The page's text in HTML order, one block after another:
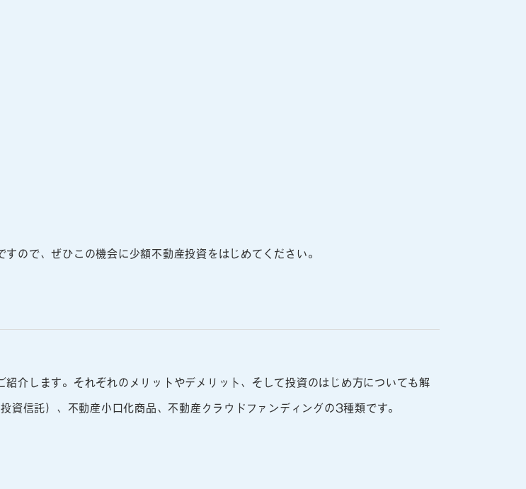
ので、ぜひこの機会に少額不動産投資をはじめてください。
介します。それぞれのメリットやデメリット、そして投資のはじめ方についても解
信託）、不動産小口化商品、不動産クラウドファンディングの3種類です。